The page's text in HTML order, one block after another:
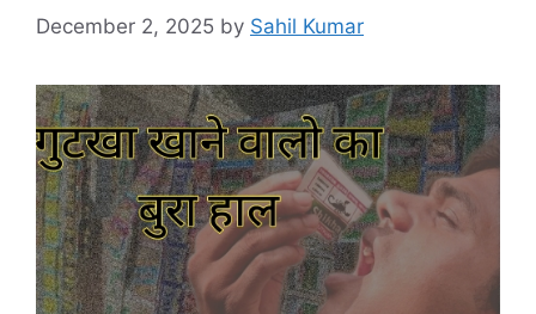
December 2, 2025 by Sahil Kumar